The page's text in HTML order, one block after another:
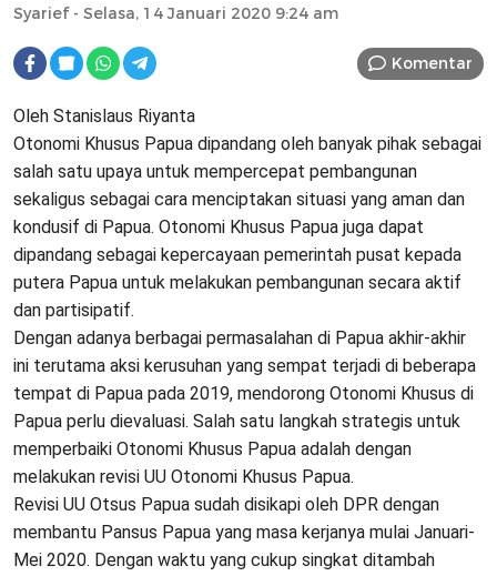
Syarief- Selasa, 14 Januari 2020 9:24 am
Komentar
Oleh Stanislaus Riyanta
Otonomi Khusus Papua dipandang oleh banyak pihak sebagai
salah satu upaya untuk mempercepat pembangunan
sekaligus sebagai cara menciptakan situasi yang aman dan
kondusif di Papua. Otonomi Khusus Papua juga dapat
dipandang sebagai kepercayaan pemerintah pusat kepada
putera Papua untuk melakukan pembangunan secara aktif
dan partisipatif.
Dengan adanya berbagai permasalahan di Papua akhir-akhir
ini terutama aksi kerusuhan yang sempat terjadi di beberapa
tempat di Papua pada 2019, mendorong Otonomi Khusus di
Papua perlu dievaluasi. Salah satu langkah strategis untuk
memperbaiki Otonomi Khusus Papua adalah dengan
melakukan revisi UU Otonomi Khusus Papua.
Revisi UU Otsus Papua sudah disikapi oleh DPR dengan
membantu Pansus Papua yang masa kerjanya mulai Januari-
Mei 2020. Dengan waktu yang cukup singkat ditambah